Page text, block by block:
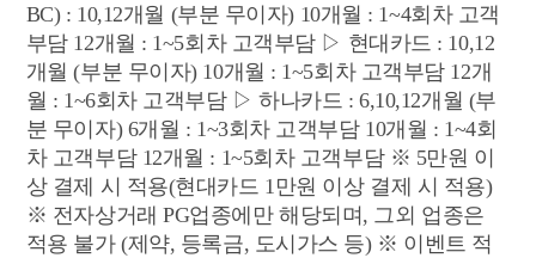
로
그
인
마
이
페
이
지
회
원
가
입
LIVE
방
송
BC) : 10,12개월 (부분 무이자) 10개월 : 1~4회차 고객
부담 12개월 : 1~5회차 고객부담 ▷ 현대카드 : 10,12
개월 (부분 무이자) 10개월 : 1~5회차 고객부담 12개
월 : 1~6회차 고객부담 ▷ 하나카드 : 6,10,12개월 (부
분 무이자) 6개월 : 1~3회차 고객부담 10개월 : 1~4회
차 고객부담 12개월 : 1~5회차 고객부담 ※ 5만원 이
상 결제 시 적용(현대카드 1만원 이상 결제 시 적용)
※ 전자상거래 PG업종에만 해당되며, 그외 업종은
적용 불가 (제약, 등록금, 도시가스 등) ※ 이벤트 적